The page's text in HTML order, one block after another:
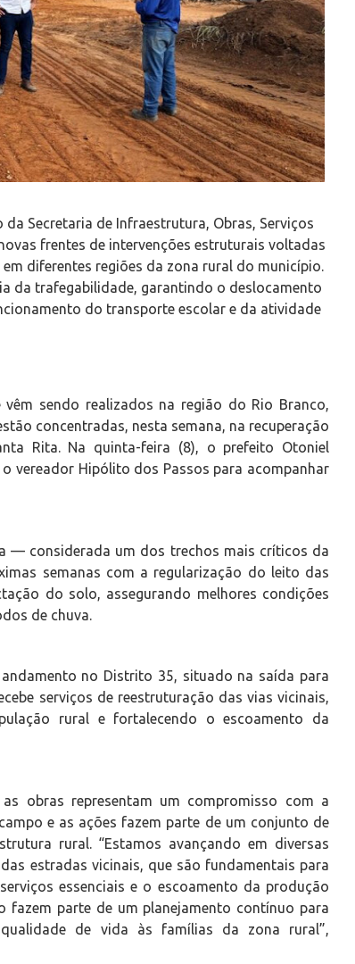
Secretaria de Infraestrutura, Obras, Serviços
frentes de intervenções estruturais voltadas
diferentes regiões da zona rural do município.
da trafegabilidade, garantindo o deslocamento
do transporte escolar e da atividade
sendo realizados na região do Rio Branco,
concentradas, nesta semana, na recuperação
Rita. Na quinta-feira (8), o prefeito Otoniel
vereador Hipólito dos Passos para acompanhar
— considerada um dos trechos mais críticos da
semanas com a regularização do leito das
do solo, assegurando melhores condições
de chuva.
no Distrito 35, situado na saída para
serviços de reestruturação das vias vicinais,
rural e fortalecendo o escoamento da
obras representam um compromisso com a
e as ações fazem parte de um conjunto de
rural. “Estamos avançando em diversas
estradas vicinais, que são fundamentais para
essenciais e o escoamento da produção
fazem parte de um planejamento contínuo para
de vida às famílias da zona rural”,